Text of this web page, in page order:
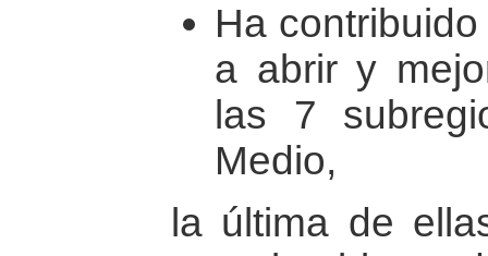
Ha
a abrir y
las 7
Medio,
la última de